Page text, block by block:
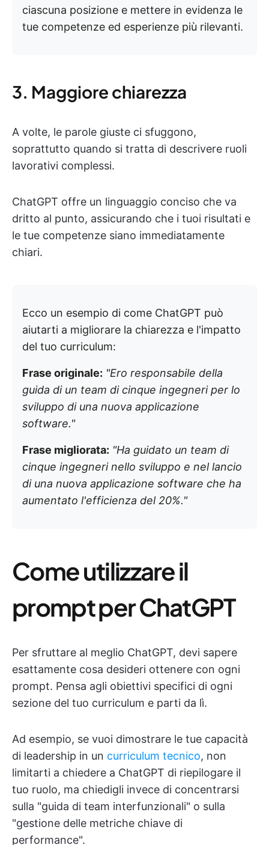
ciascuna posizione e mettere in evidenza le
tue competenze ed esperienze più rilevanti.
3. Maggiore chiarezza
A volte, le parole giuste ci sfuggono,
soprattutto quando si tratta di descrivere ruoli
lavorativi complessi.
ChatGPT offre un linguaggio conciso che va
dritto al punto, assicurando che i tuoi risultati e
le tue competenze siano immediatamente
chiari.
Ecco un esempio di come ChatGPT può
aiutarti a migliorare la chiarezza e l'impatto
del tuo curriculum:
Frase originale: "Ero responsabile della
guida di un team di cinque ingegneri per lo
sviluppo di una nuova applicazione
software."
Frase migliorata: "Ha guidato un team di
cinque ingegneri nello sviluppo e nel lancio
di una nuova applicazione software che ha
aumentato l'efficienza del 20%."
Come utilizzare il
prompt per ChatGPT
Per sfruttare al meglio ChatGPT, devi sapere
esattamente cosa desideri ottenere con ogni
prompt. Pensa agli obiettivi specifici di ogni
sezione del tuo curriculum e parti da lì.
Ad esempio, se vuoi dimostrare le tue capacità
di leadership in un curriculum tecnico, non
limitarti a chiedere a ChatGPT di riepilogare il
tuo ruolo, ma chiedigli invece di concentrarsi
sulla "guida di team interfunzionali" o sulla
"gestione delle metriche chiave di
performance".